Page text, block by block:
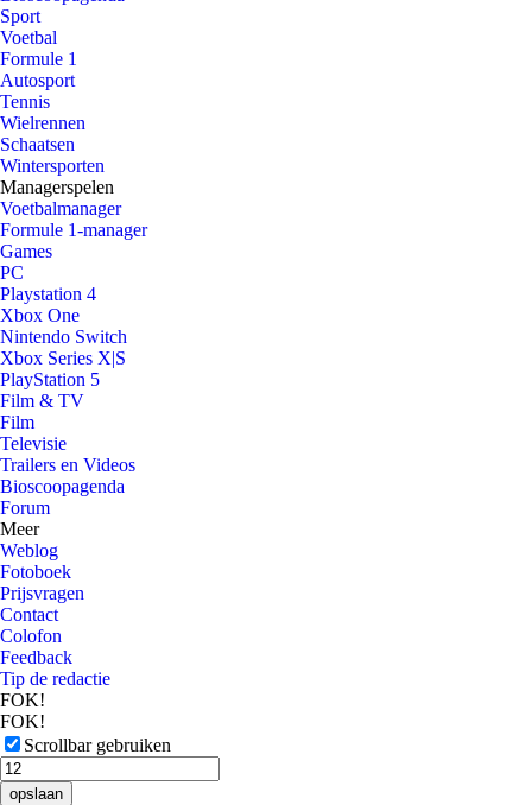
Sport
Voetbal
Formule 1
Autosport
Tennis
Wielrennen
Schaatsen
Wintersporten
Managerspelen
Voetbalmanager
Formule 1-manager
Games
PC
Playstation 4
Xbox One
Nintendo Switch
Xbox Series X|S
PlayStation 5
Film & TV
Film
Televisie
Trailers en Videos
Bioscoopagenda
Forum
Meer
Weblog
Fotoboek
Prijsvragen
Contact
Colofon
Feedback
Tip de redactie
FOK!
FOK!
Scrollbar gebruiken
opslaan